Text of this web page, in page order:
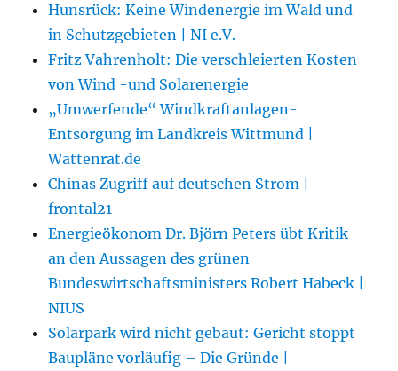
Hunsrück: Keine Windenergie im Wald und
in Schutzgebieten | NI e.V.
Fritz Vahrenholt: Die verschleierten Kosten
von Wind -und Solarenergie
„Umwerfende“ Windkraftanlagen-
Entsorgung im Landkreis Wittmund |
Wattenrat.de
Chinas Zugriff auf deutschen Strom |
frontal21
Energieökonom Dr. Björn Peters übt Kritik
an den Aussagen des grünen
Bundeswirtschaftsministers Robert Habeck |
NIUS
Solarpark wird nicht gebaut: Gericht stoppt
Baupläne vorläufig – Die Gründe |